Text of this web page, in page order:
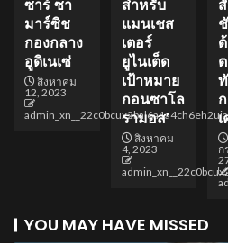
ซาร์ ซา
มาร์ซิช
กองกลาง
อูดิเนเซ่
สิงหาคม
12, 2023
admin_xn__22c0bcux2bal6a1a4ch6eh2uja
สำหรับ
แมนเชส
เตอร์
ยูไนเต็ด
เป้าหมาย
กอนซาโล
รามอส’
สิงหาคม
4, 2023
ก
YOU MAY HAVE MISSED